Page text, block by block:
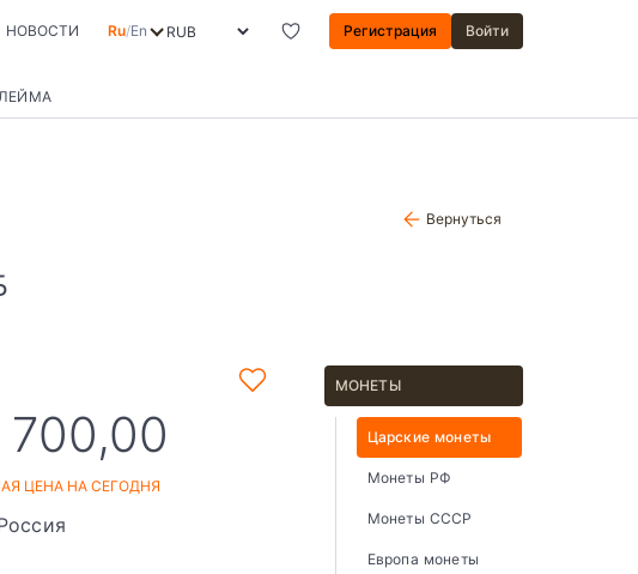
НОВОСТИ Ru/En Регистрация Войти
Вернуться
700,00
ЦЕНА НА СЕГОДНЯ
МОНЕТЫ
Царские монеты
Монеты РФ
Монеты СССР
Европа монеты